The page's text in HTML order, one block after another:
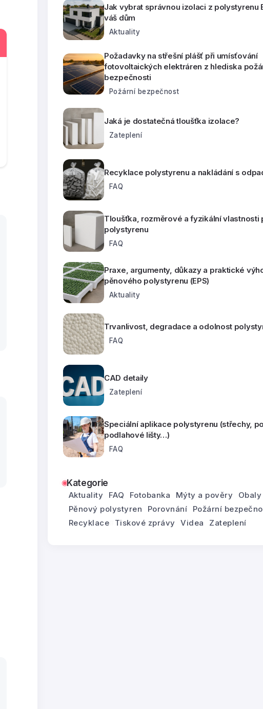
Jak vybrat správnou izolaci z polystyrenu
váš dům
Aktuality
Požadavky na střešní plášť při umísťování
fotovoltaických elektráren z hlediska
bezpečnosti
Požární bezpečnost
Jaká je dostatečná tloušťka izolace?
Zateplení
Recyklace polystyrenu a nakládání s
FAQ
Tloušťka, rozměrové a fyzikální vlastnosti
polystyrenu
FAQ
Praxe, argumenty, důkazy a praktické
pěnového polystyrenu (EPS)
Aktuality
Trvanlivost, degradace a odolnost
FAQ
CAD detaily
Zateplení
Speciální aplikace polystyrenu (střechy,
podlahové lišty…)
FAQ
Kategorie
Aktuality FAQ Fotobanka Mýty a pověry
Obaly
Pěnový polystyren
Porovnání
Požární
Recyklace
Tiskové zprávy Videa Zateplení